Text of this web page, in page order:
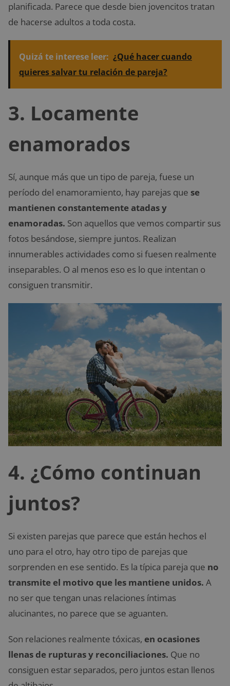
planificada. Parece que desde bien jovencitos tratan
de hacerse adultos a toda costa.
Quizá te interese leer: ¿Qué hacer cuando
quieres salvar tu relación de pareja?
3. Locamente
enamorados
Sí, aunque más que un tipo de pareja, fuese un
período del enamoramiento, hay parejas que se
mantienen constantemente atadas y
enamoradas. Son aquellos que vemos compartir sus
fotos besándose, siempre juntos. Realizan
innumerables actividades como si fuesen realmente
inseparables. O al menos eso es lo que intentan o
consiguen transmitir.
4. ¿Cómo continuan
juntos?
Si existen parejas que parece que están hechos el
uno para el otro, hay otro tipo de parejas que
sorprenden en ese sentido. Es la típica pareja que no
transmite el motivo que les mantiene unidos. A
no ser que tengan unas relaciones íntimas
alucinantes, no parece que se aguanten.
Son relaciones realmente tóxicas, en ocasiones
llenas de rupturas y reconciliaciones. Que no
consiguen estar separados, pero juntos estan llenos